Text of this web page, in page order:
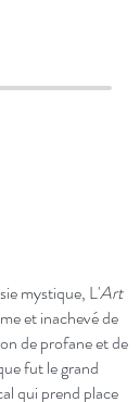
mystique, L'Art
et inachevé de
de profane et de
fut le grand
qui prend place